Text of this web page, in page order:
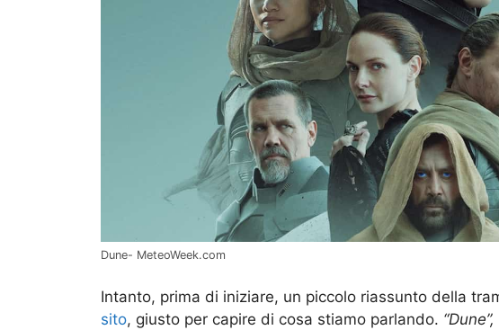
Dune- MeteoWeek.com
Intanto, prima di iniziare, un piccolo riassunto della
sito, giusto per capire di cosa stiamo parlando.